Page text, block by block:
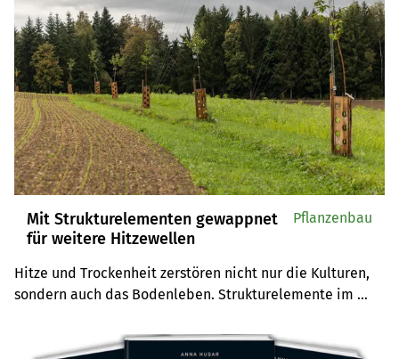
Mit Strukturelementen gewappnet
für weitere Hitzewellen
Hitze und Trockenheit zerstören nicht nur die Kulturen,
sondern auch das Bodenleben. Strukturelemente im
Pflanzenbau